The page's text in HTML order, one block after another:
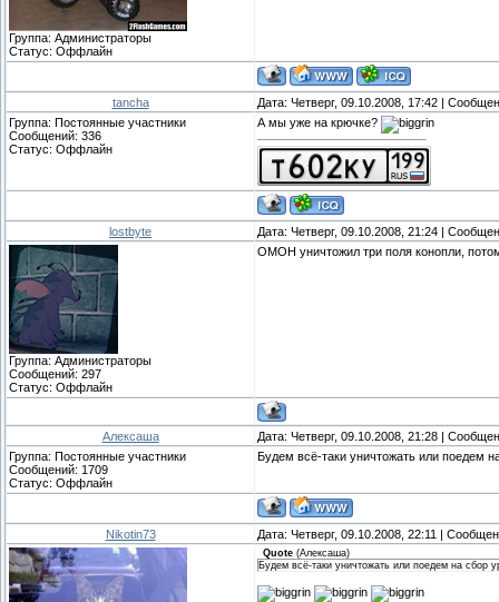
Группа: Администраторы
Статус: Оффлайн
tancha
Дата: Четверг, 09.10.2008, 17:42 |
Группа: Постоянные участники
Сообщений: 336
Статус: Оффлайн
А мы уже на крючке?
lostbyte Дата: Четверг, 09.10.2008, 21:24 |
Группа: Администраторы
Сообщений: 297
Статус: Оффлайн
ОМОН уничтожил три поля конопли,
Алексаша
Дата: Четверг, 09.10.2008, 21:28 |
Группа: Постоянные участники
Сообщений: 1709
Статус: Оффлайн
Будем всё-таки уничтожать или поедем
Nikotin73 Дата: Четверг, 09.10.2008, 22:11 |
Quote (Алексаша)
Будем всё-таки уничтожать или поедем на сбор